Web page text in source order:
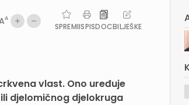
A
SPREMIISPISDOCBILJEŠKE
vlast. Ono uređuje
djelomičnog djelokruga